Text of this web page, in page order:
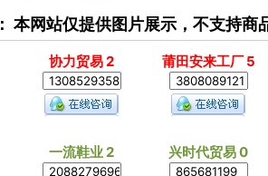
本网站仅提供图片展示，不支持
协力贸易 2 莆田安来工厂 5
一流鞋业 2 兴时代贸易 0